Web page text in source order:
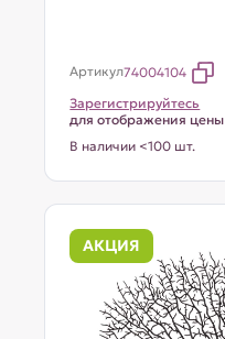
Артикул74004104
Зарегистрируйтесь
для отображения цены
В наличии <100 шт.
АКЦИЯ